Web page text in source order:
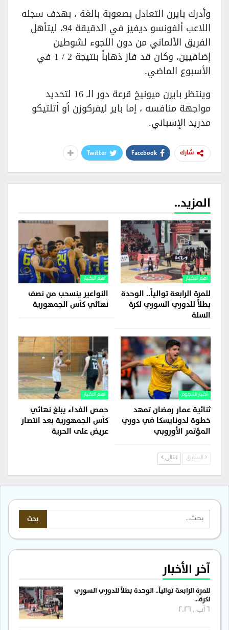
وأدرك بايرن التعادل بصعوبة بالغة ، بهدف سجله
اللاعب ألفونسو ديفيز في الدقيقة 94، ليتأهل
الفريق الألماني من دون اللجوء لشوطين
إضافيين، وكان قد فاز ذهاباً بنتيجة 2 / 1 في
الأسبوع الماضي.
وينتظر بايرن ميونيخ قرعة دور الـ 16 لتحديد
مواجهة منافسه ، إما باير ليفركوزن أو أتلتيكو
مدريد الإسباني.
شارك Facebook
Twitter
المزيد..
اهم الاخبار
للمرة الرابعة توالياً.. الوحدة
بطلاً للدوري السوري لكرة
السلة
اهم الاخبار
النواعير ينسحب من نصف
نهائي كأس الجمهورية
أخبار النجوم
ثنائية عمار رمضان تمهد
خطوة لدونايسكا في دوري
المؤتمر الأوروبي
اهم الاخبار
حمص الفداء يبلغ نهائي
كأس الجمهورية بعد انتصار
عريض على الحرية
السابق التالي
آخر الأخبار
للمرة الرابعة توالياً.. الوحدة بطلاً للدوري السوري
لكرة…